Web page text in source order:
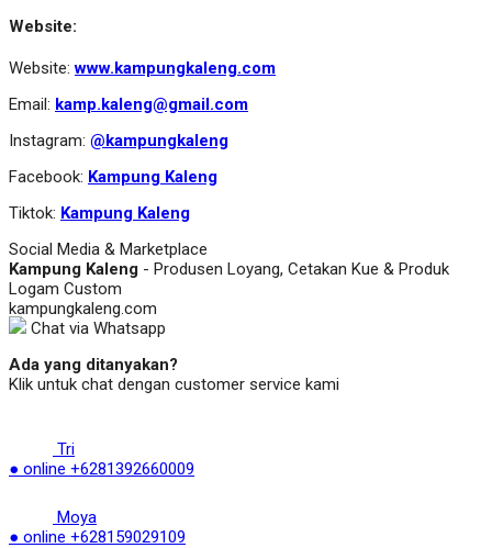
Website:
Website:www.kampungkaleng.com
Email: kamp.kaleng@gmail.com
Instagram: @kampungkaleng
Facebook: Kampung Kaleng
Tiktok: Kampung Kaleng
Social Media & Marketplace
Kampung Kaleng - Produsen Loyang, Cetakan Kue & Produk
Logam Custom
kampungkaleng.com
Chat via Whatsapp
Ada yang ditanyakan?
Klik untuk chat dengan customer service kami
Tri
● online +6281392660009
Moya
● online +628159029109